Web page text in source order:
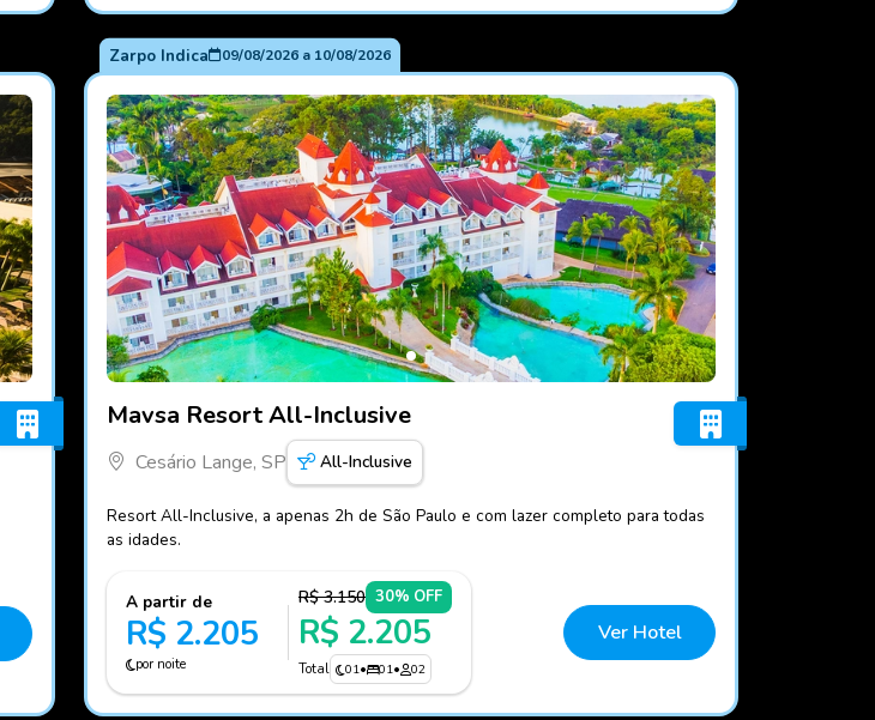
Zarpo Indica 09/08/2026a 10/08/2026
Mavsa Resort All-Inclusive
Cesário Lange, SP All-Inclusive
Resort All-Inclusive, a apenas 2h de São Paulo e com lazer completo para todas
as idades.
A partir de
R$ 2.205
por noite
R$ 3.150 30% OFF
R$ 2.205
Total 01• 01• 02
Ver Hotel